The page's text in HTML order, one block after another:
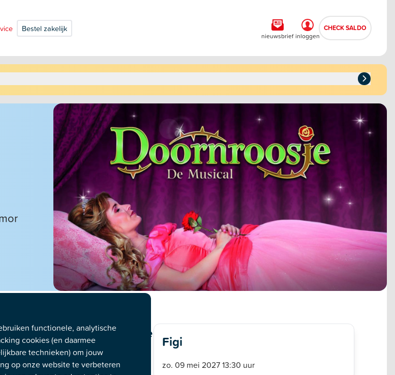
Bestel zakelijk
nieuwsbrief inloggen
CHECK SALDO
(4+) door Van Hoorne Figi
zo. 09 mei 2027 13:30 uur
functionele, analytische
cookies (en daarmee
technieken) om jouw
op onze website te verbeteren